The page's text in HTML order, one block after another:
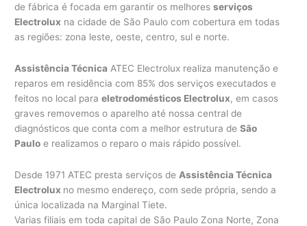
de fábrica é focada em garantir os melhoresserviços
Electrolux na cidade de São Paulo com cobertura em todas
as regiões: zona leste, oeste, centro, sul e norte.
Assistência Técnica ATEC Electrolux realiza manutenção e
reparos em residência com 85% dos serviços executados e
feitos no local paraeletrodomésticos Electrolux, em casos
graves removemos o aparelho até nossa central de
diagnósticos que conta com a melhor estrutura deSão
Paulo e realizamos o reparo o mais rápido possível.
Desde 1971 ATEC presta serviços de Assistência Técnica
Electrolux no mesmo endereço, com sede própria, sendo a
única localizada na Marginal Tiete.
Varias filiais em toda capital de São Paulo Zona Norte, Zona